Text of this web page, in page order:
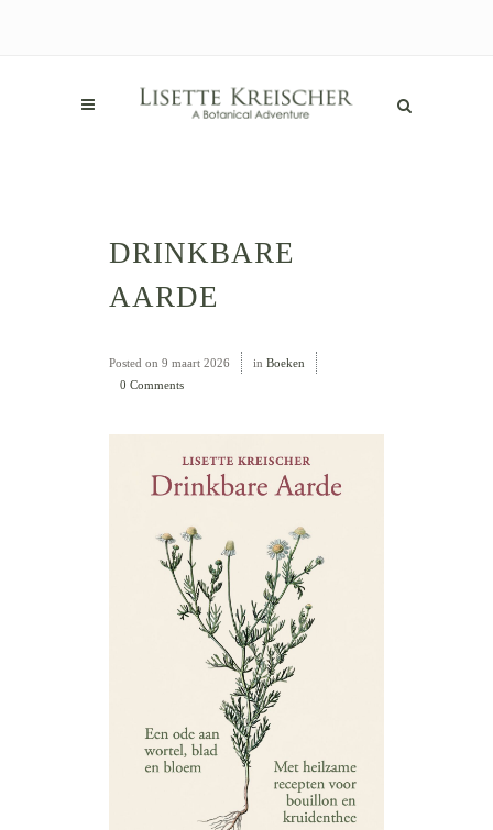
DRINKBARE
AARDE
Posted on 9 maart 2026 in Boeken
0 Comments